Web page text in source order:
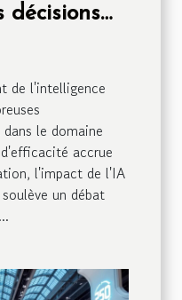
décisions
ou
de l'intelligence
le domaine
accrue
l'impact de l'IA
un débat